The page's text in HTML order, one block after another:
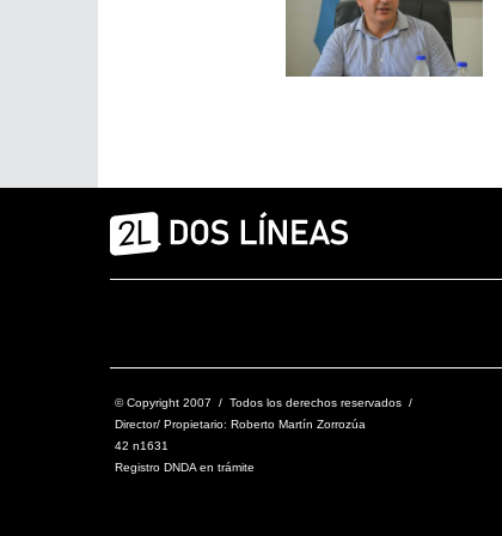
© Copyright 2007 / Todos los derechos reservados /
Director/ Propietario: Roberto Martín Zorrozúa
42 n1631
Registro DNDA en trámite